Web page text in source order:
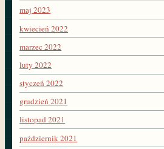
maj 2023
kwiecień 2022
marzec 2022
luty 2022
styczeń 2022
grudzień 2021
listopad 2021
październik 2021